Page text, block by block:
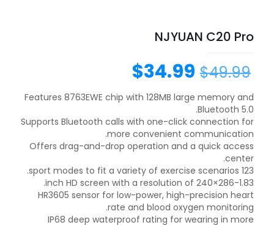
NJYUAN C20 Pro
$49.99
$34.99
Features 8763EWE chip with 128MB large memory and
Bluetooth 5.0.
Supports Bluetooth calls with one-click connection for
more convenient communication.
Offers drag-and-drop operation and a quick access
center.
123 sport modes to fit a variety of exercise scenarios.
1.83-inch HD screen with a resolution of 240×286.
HR3605 sensor for low-power, high-precision heart
rate and blood oxygen monitoring.
IP68 deep waterproof rating for wearing in more